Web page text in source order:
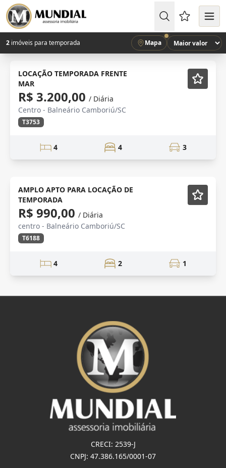
Favoritos
2 imóveis para temporada Mapa
Mobiliado
LOCAÇÃO TEMPORADA FRENTE
MAR
R$ 3.200,00 / Diária
Centro - Balneário Camboriú/SC
T3753
4 4 3
centro Mobiliado
AMPLO APTO PARA LOCAÇÃO DE
TEMPORADA
R$ 990,00 / Diária
centro - Balneário Camboriú/SC
T6188
4 2 1
CRECI: 2539-J
CNPJ: 47.386.165/0001-07